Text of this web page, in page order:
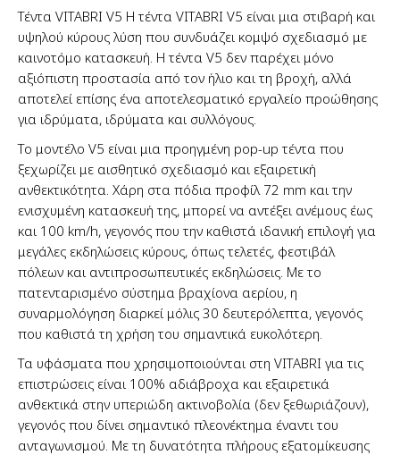
Τέντα VITABRI V5 Η τέντα VITABRI V5 είναι μια στιβαρή και
υψηλού κύρους λύση που συνδυάζει κομψό σχεδιασμό με
καινοτόμο κατασκευή. Η τέντα V5 δεν παρέχει μόνο
αξιόπιστη προστασία από τον ήλιο και τη βροχή, αλλά
αποτελεί επίσης ένα αποτελεσματικό εργαλείο προώθησης
για ιδρύματα, ιδρύματα και συλλόγους.
Το μοντέλο V5 είναι μια προηγμένη pop-up τέντα που
ξεχωρίζει με αισθητικό σχεδιασμό και εξαιρετική
ανθεκτικότητα. Χάρη στα πόδια προφίλ 72 mm και την
ενισχυμένη κατασκευή της, μπορεί να αντέξει ανέμους έως
και 100 km/h, γεγονός που την καθιστά ιδανική επιλογή για
μεγάλες εκδηλώσεις κύρους, όπως τελετές, φεστιβάλ
πόλεων και αντιπροσωπευτικές εκδηλώσεις. Με το
πατενταρισμένο σύστημα βραχίονα αερίου, η
συναρμολόγηση διαρκεί μόλις 30 δευτερόλεπτα, γεγονός
που καθιστά τη χρήση του σημαντικά ευκολότερη.
Τα υφάσματα που χρησιμοποιούνται στη VITABRI για τις
επιστρώσεις είναι 100% αδιάβροχα και εξαιρετικά
ανθεκτικά στην υπεριώδη ακτινοβολία (δεν ξεθωριάζουν),
γεγονός που δίνει σημαντικό πλεονέκτημα έναντι του
ανταγωνισμού. Με τη δυνατότητα πλήρους εξατομίκευσης